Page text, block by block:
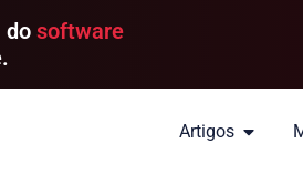
dosoftware
Artigos